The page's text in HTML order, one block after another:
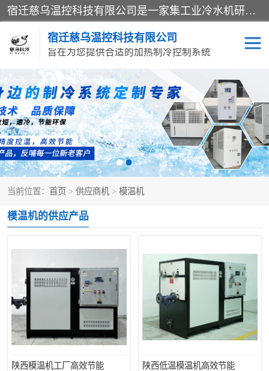
宿迁慈乌温控科技有限公司是一家集工业冷水机研发、制造、营销、服务于一体的技术生产型企业，经营范围包括：冷水机、螺杆式冷水机组、工业冷水机、水冷式冷水机、风冷式冷水机组、风冷螺杆式冷冻机组、冷冻机、注塑专用冷水机、混泥土专用冷水机、低温防爆冷水机组等。专业温控设备供应商 模温机/冷水机/导热油炉定制服务等
宿迁慈乌温控科技有限公司
旨在为您提供合适的加热制冷控制系统
当前位置： 首页 > 供应商机 > 模温机
模温机的供应产品
陕西模温机工厂高效节能 陕西低温模温机高效节能
冷水机 模温机
导热油加热器